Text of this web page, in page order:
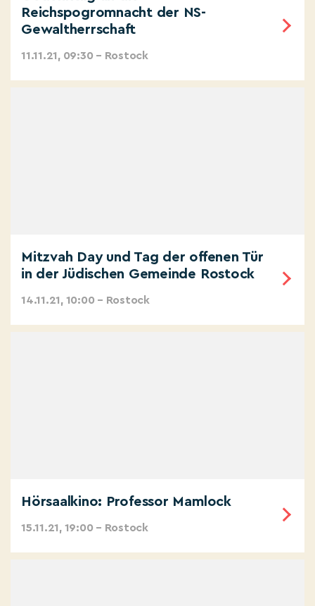
Reichspogromnacht der NS-
Gewaltherrschaft
11.11.21, 09:30 – Rostock
Mitzvah Day und Tag der offenen Tür
in der Jüdischen Gemeinde Rostock
14.11.21, 10:00 – Rostock
Hörsaalkino: Professor Mamlock
15.11.21, 19:00 – Rostock